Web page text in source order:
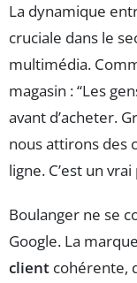
La dynamique
cruciale dans le
multimédia.
magasin : “Les
avant d’acheter.
nous attirons des
ligne. C’est un
Boulanger ne se
Google. La
client cohérente,